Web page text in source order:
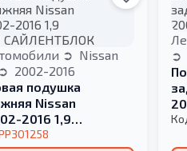
Nissan
2002-2016
подушка
Nissan
2016 1,9